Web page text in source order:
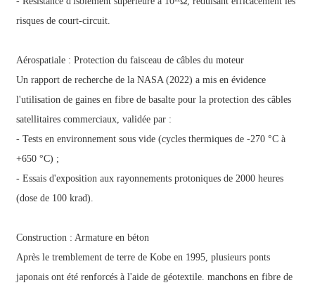
risques de court-circuit.
Aérospatiale : Protection du faisceau de câbles du moteur
Un rapport de recherche de la NASA (2022) a mis en évidence
l'utilisation de gaines en fibre de basalte pour la protection des câbles
satellitaires commerciaux, validée par :
- Tests en environnement sous vide (cycles thermiques de -270 °C à
+650 °C) ;
- Essais d'exposition aux rayonnements protoniques de 2000 heures
(dose de 100 krad).
Construction : Armature en béton
Après le tremblement de terre de Kobe en 1995, plusieurs ponts
japonais ont été renforcés à l'aide de géotextile. manchons en fibre de